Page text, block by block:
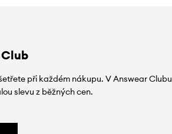
při každém nákupu. V Answear Clubu
slevu z běžných cen.